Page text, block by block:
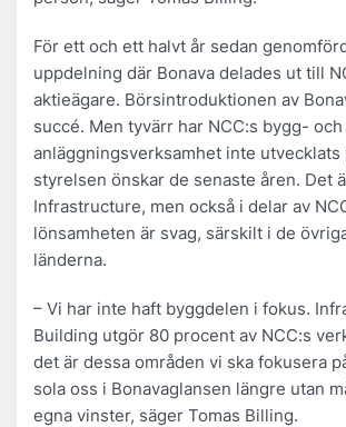
För ett och ett halvt år sedan
uppdelning där Bonava delades ut till
aktieägare. Börsintroduktionen av
succé. Men tyvärr har NCC:s bygg- och
anläggningsverksamhet inte utvecklats
styrelsen önskar de senaste åren. Det
Infrastructure, men också i delar av
lönsamheten är svag, särskilt i de
länderna.
– Vi har inte haft byggdelen i fokus.
Building utgör 80 procent av NCC:s
det är dessa områden vi ska fokusera
sola oss i Bonavaglansen längre utan
egna vinster, säger Tomas Billing.